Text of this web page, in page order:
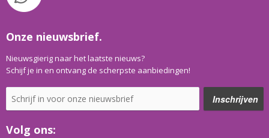
Onze nieuwsbrief.
Nieuwsgierig naar het laatste nieuws?
Schijf je in en ontvang de scherpste aanbiedingen!
Volg ons: